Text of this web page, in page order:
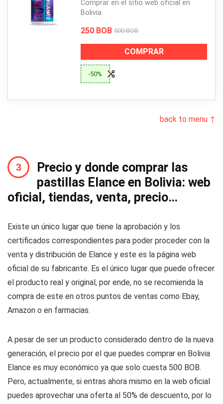
Comprar en el sitio web oficial en
Bolivia
250 BOB 500 BOB
COMPRAR
-50%
back to menu ↑
Precio y donde comprar las
pastillas Elance en Bolivia: web
oficial, tiendas, venta, precio…
Existe un único lugar que tiene la aprobación y los
certificados correspondientes para poder proceder con la
venta y distribución de Elance y este es la página web
oficial de su fabricante. Es el único lugar que puede ofrecer
el producto real y original, por ende, no se recomienda la
compra de este en otros puntos de ventas como Ebay,
Amazon o en farmacias.
A pesar de ser un producto considerado dentro de la nueva
generación, el precio por el que puedes comprar en Bolivia
Elance es muy económico ya que solo cuesta 500 BOB.
Pero, actualmente, si entras ahora mismo en la web oficial
puedes aprovechar una oferta al 50% de descuento, por lo